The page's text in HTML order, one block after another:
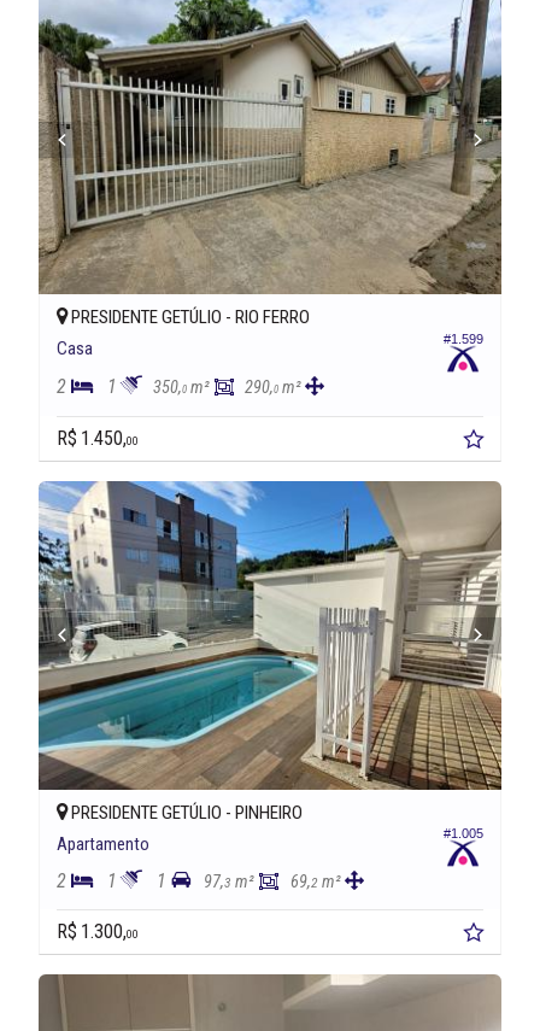
#1.599
PRESIDENTE GETÚLIO - RIO FERRO
Casa
2 1 350,0m² 290,0 m²
R$ 1.450,00
#1.005
PRESIDENTE GETÚLIO - PINHEIRO
Apartamento
2 1 1 97,3 m² 69,2 m²
R$ 1.300,00